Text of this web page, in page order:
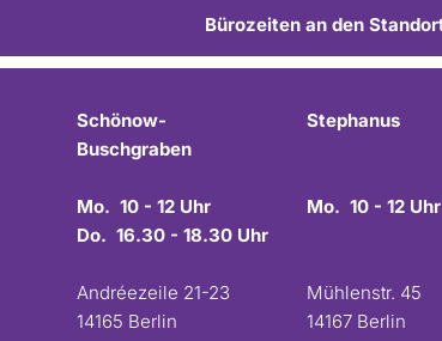
Bürozeiten an den
Schönow-
Buschgraben
Mo. 10 - 12 Uhr
Do. 16.30 - 18.30 Uhr
Andréezeile 21-23
14165 Berlin
Stephanus
Mo. 10 - 12 Uhr
Mühlenstr. 45
14167 Berlin